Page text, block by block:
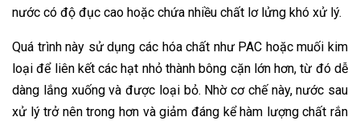
nước có độ đục cao hoặc chứa nhiều chất lơ lửng khó xử lý.
Quá trình này sử dụng các hóa chất như PAC hoặc muối kim
loại để liên kết các hạt nhỏ thành bông cặn lớn hơn, từ đó dễ
dàng lắng xuống và được loại bỏ. Nhờ cơ chế này, nước sau
xử lý trở nên trong hơn và giảm đáng kể hàm lượng chất rắn